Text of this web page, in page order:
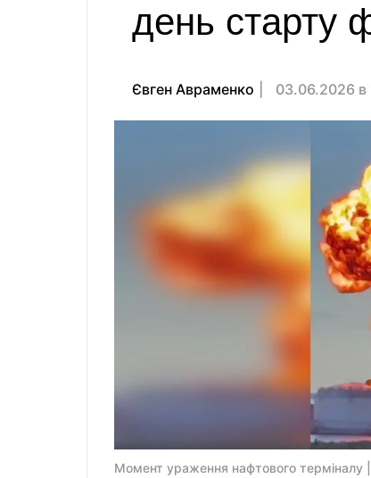
день старту
Євген Авраменко 03.06.2026 в
Момент ураження нафтового